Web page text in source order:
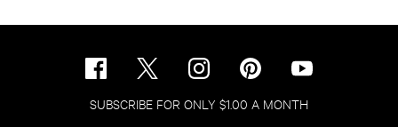
SUBSCRIBE FOR ONLY $1.00 A MONTH